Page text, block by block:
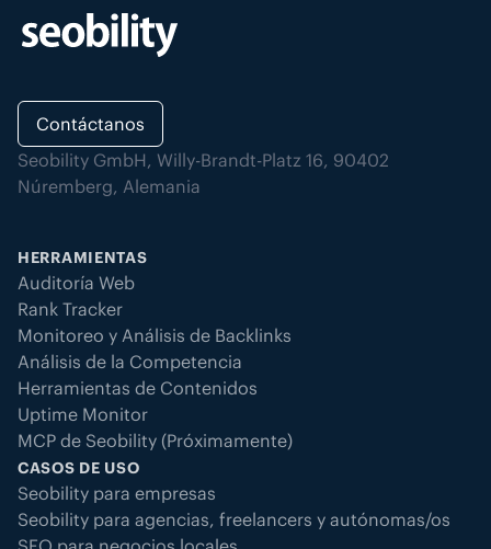
Contáctanos
Seobility GmbH, Willy-Brandt-Platz 16, 90402
Núremberg, Alemania
HERRAMIENTAS
Auditoría Web
Rank Tracker
Monitoreo y Análisis de Backlinks
Análisis de la Competencia
Herramientas de Contenidos
Uptime Monitor
MCP de Seobility (Próximamente)
CASOS DE USO
Seobility para empresas
Seobility para agencias, freelancers y autónomas/os